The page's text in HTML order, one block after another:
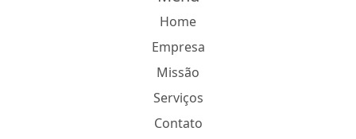
Home
Empresa
Missão
Serviços
Contato